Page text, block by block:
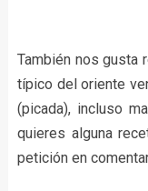
También nos gusta
típico del oriente
(picada), incluso
quieres alguna
petición en